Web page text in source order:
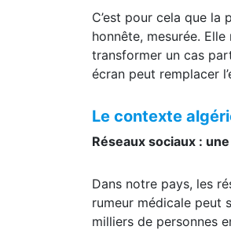
C’est pour cela que la
honnête, mesurée.
transformer un cas
Le contexte
Dans notre pays, les
rumeur médicale peut